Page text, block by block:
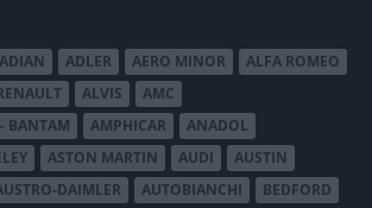
ADLER AERO MINOR
ALFA ROMEO
ALVIS
AMC
BANTAM
AMPHICAR
ANADOL
ASTON MARTIN AUDI
AUSTIN
DAIMLER AUTOBIANCHI
BEDFORD